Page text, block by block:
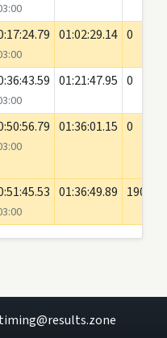
01:02:29.14 0
01:21:47.95 0
01:36:01.15 0
01:36:49.89 190
timing@results.zone